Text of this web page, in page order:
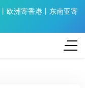
欧洲寄香港丨东南亚寄